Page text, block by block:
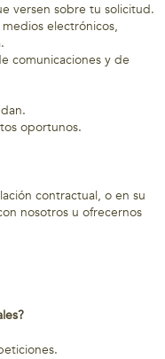
versen sobre tu solicitud.
electrónicos,
comunicaciones y de
oportunos.
contractual, o en su
nosotros u ofrecernos